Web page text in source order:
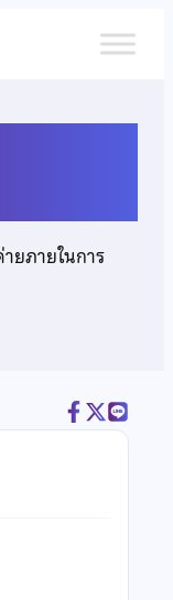
ยภายในการ